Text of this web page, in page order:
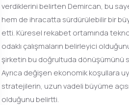
verdiklerini belirten Demircan, bu
hem de ihracatta sürdürülebilir bir
etti. Küresel rekabet ortamında
odaklı çalışmaların belirleyici
şirketin bu doğrultuda dönüşümünü
Ayrıca değişen ekonomik koşullara
stratejilerin, uzun vadeli büyüme
olduğunu belirtti.